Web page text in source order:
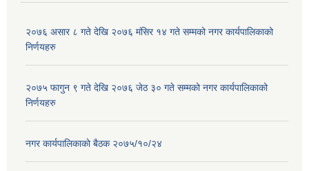
२०७६ असार ८ गते देखि २०७६ मंसिर १४ गते सम्मको नगर कार्यपालिकाको
निर्णयहरु
२०७५ फागुन ९ गते देखि २०७६ जेठ ३० गते सम्मको नगर कार्यपालिकाको
निर्णयहरु
नगर कार्यपालिकाकाे बैठक २०७५/१०/२४